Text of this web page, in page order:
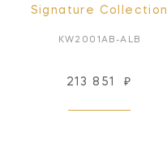
Signature Collection
KW2001AB-ALB
213 851 ₽